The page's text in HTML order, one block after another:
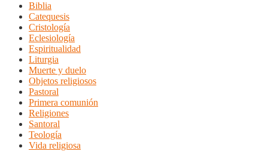
Biblia
Catequesis
Cristología
Eclesiología
Espiritualidad
Liturgia
Muerte y duelo
Objetos religiosos
Pastoral
Primera comunión
Religiones
Santoral
Teología
Vida religiosa